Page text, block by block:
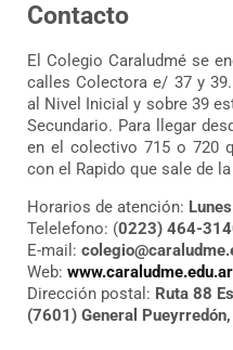
Contacto
El Colegio Caraludmé se
calles Colectora e/ 37 y
al Nivel Inicial y sobre 39
Secundario. Para llegar
en el colectivo 715 o 720
con el Rapido que sale de
Horarios de atención:
Telelefono: (0223) 464-
E-mail:
Web: www.caraludme.edu.ar
Dirección postal: Ruta 88
(7601) General